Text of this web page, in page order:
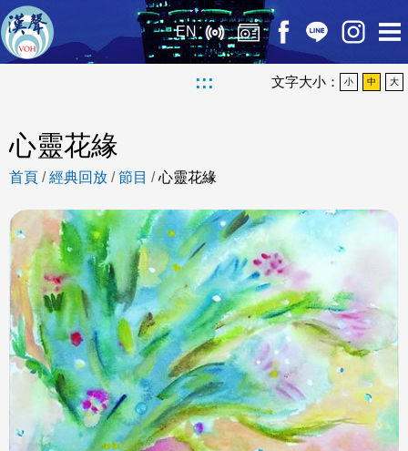
EN
::: 文字大小： 小 中 大
心靈花緣
首頁 /經典回放 /節目 /心靈花緣